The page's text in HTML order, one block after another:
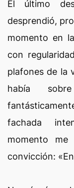
El último
desprendió,
momento en
con
plafones de la
había
fachada
momento
convicción: